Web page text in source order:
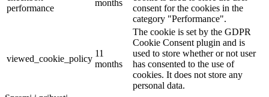
performance
months
consent for the cookies in the
category "Performance".
viewed_cookie_policy
11
months
The cookie is set by the GDPR
Cookie Consent plugin and is
used to store whether or not user
has consented to the use of
cookies. It does not store any
personal data.